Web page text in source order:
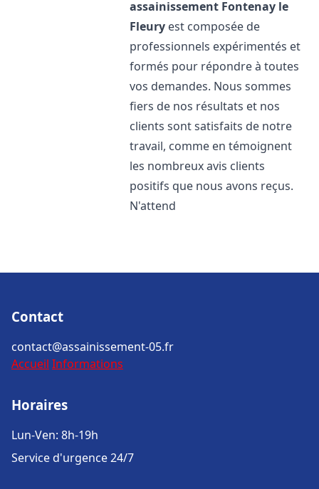
assainissement Fontenay le
Fleury est composée de
professionnels expérimentés et
formés pour répondre à toutes
vos demandes. Nous sommes
fiers de nos résultats et nos
clients sont satisfaits de notre
travail, comme en témoignent
les nombreux avis clients
positifs que nous avons reçus.
N'attend
Contact
contact@assainissement-05.fr
Accueil Informations
Horaires
Lun-Ven: 8h-19h
Service d'urgence 24/7